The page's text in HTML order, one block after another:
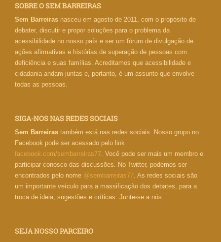
SOBRE O SEM BARREIRAS
Sem Barreiras nasceu em agosto de 2011, com o propósito de
debater, discutir e propor soluções para o problema da
acessibilidade no nosso país e ser um fórum de divulgação de
ações afirmativas e histórias de superação de pessoas com
deficiência e suas famílias. Acreditamos que acessibilidade e
cidadania andam juntas e, portanto, é um assunto que envolve
todas as pessoas.
SIGA-NOS NAS REDES SOCIAIS
Sem Barreiras também está nas redes sociais. Nosso grupo no
Facebook pode ser acessado pelo link
facebook.com/sembarreiras77. Você pode ser mais um membro e
participar conosco das discussões. No Twitter, podemos ser
encontrados pelo nome @sembarreiras77. As redes sociais são
um importante veículo para a massificação dos debates, para a
troca de ideia, sugestões e críticas. Junte-se a nós.
SEJA NOSSO PARCEIRO